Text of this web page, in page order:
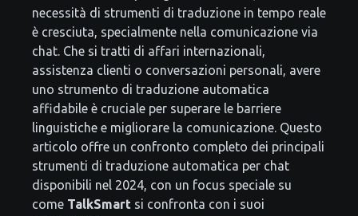
necessità di strumenti di traduzione in tempo reale
è cresciuta, specialmente nella comunicazione via
chat. Che si tratti di affari internazionali,
assistenza clienti o conversazioni personali, avere
uno strumento di traduzione automatica
affidabile è cruciale per superare le barriere
linguistiche e migliorare la comunicazione. Questo
articolo offre un confronto completo dei principali
strumenti di traduzione automatica per chat
disponibili nel 2024, con un focus speciale su
come TalkSmart si confronta con i suoi